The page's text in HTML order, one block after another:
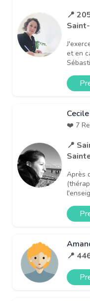
📍
et en
❤️ 7
📍
Après
📍